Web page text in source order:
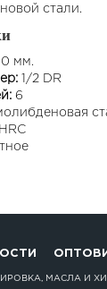
стали.
мм.
1/2 DR
6
МАСЛА И